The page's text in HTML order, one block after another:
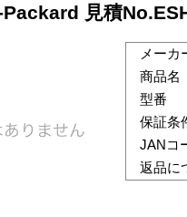
見積
メーカ
商品名
型番
保証条
JANコ
返品に